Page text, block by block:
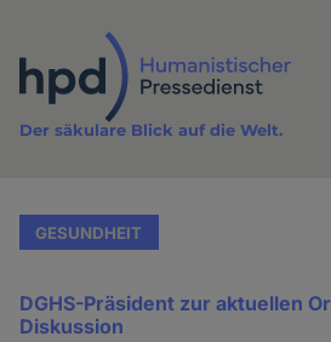
Inhalt
Der säkulare Blick auf die Welt.
GESUNDHEIT
DGHS-Präsident zur aktuellen
Diskussion